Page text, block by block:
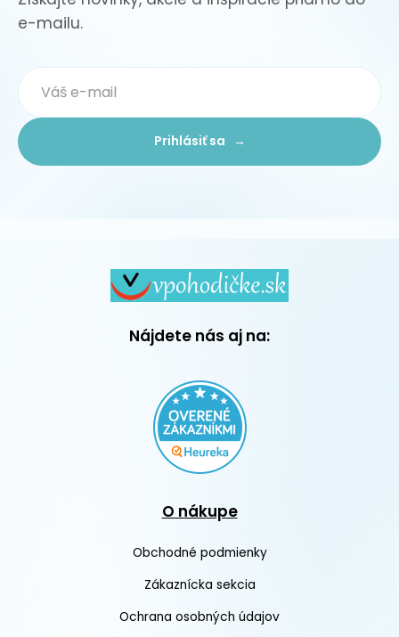
e-mailu.
Prihlásiť sa →
Nájdete nás aj na:
O nákupe
Obchodné podmienky
Zákaznícka sekcia
Ochrana osobných údajov